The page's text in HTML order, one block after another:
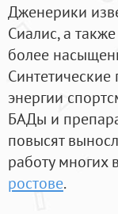
Дженерики
Сиалис, а
более
энергии
БАДы и
повысят
работу многих
ростове.